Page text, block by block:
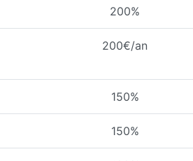
200%
200€/an
150%
150%